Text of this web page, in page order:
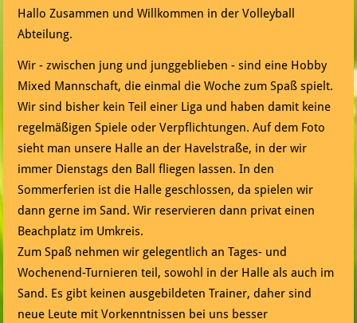
Hallo Zusammen und Willkommen in der Volleyball
Abteilung.
Wir - zwischen jung und junggeblieben - sind eine Hobby
Mixed Mannschaft, die einmal die Woche zum Spaß spielt.
Wir sind bisher kein Teil einer Liga und haben damit keine
regelmäßigen Spiele oder Verpflichtungen. Auf dem Foto
sieht man unsere Halle an der Havelstraße, in der wir
immer Dienstags den Ball fliegen lassen. In den
Sommerferien ist die Halle geschlossen, da spielen wir
dann gerne im Sand. Wir reservieren dann privat einen
Beachplatz im Umkreis.
Zum Spaß nehmen wir gelegentlich an Tages- und
Wochenend-Turnieren teil, sowohl in der Halle als auch im
Sand. Es gibt keinen ausgebildeten Trainer, daher sind
neue Leute mit Vorkenntnissen bei uns besser